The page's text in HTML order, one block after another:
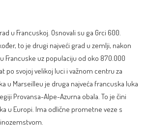
u Francuskoj. Osnovali su ga Grci 600.
to je drugi najveći grad u zemlji, nakon
Francuske uz populaciju od oko 870.000
po svojoj velikoj luci i važnom centru za
u Marseilleu je druga najveća francuska luka
Provansa-Alpe-Azurna obala. To je čini
u Europi. Ima odlične prometne veze s